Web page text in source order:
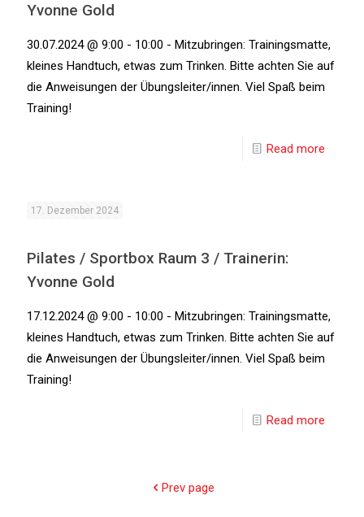
Yvonne Gold
30.07.2024 @ 9:00 - 10:00 - Mitzubringen: Trainingsmatte,
kleines Handtuch, etwas zum Trinken. Bitte achten Sie auf
die Anweisungen der Übungsleiter/innen. Viel Spaß beim
Training!
Read more
17. Dezember 2024
Pilates / Sportbox Raum 3 / Trainerin:
Yvonne Gold
17.12.2024 @ 9:00 - 10:00 - Mitzubringen: Trainingsmatte,
kleines Handtuch, etwas zum Trinken. Bitte achten Sie auf
die Anweisungen der Übungsleiter/innen. Viel Spaß beim
Training!
Read more
Prev page